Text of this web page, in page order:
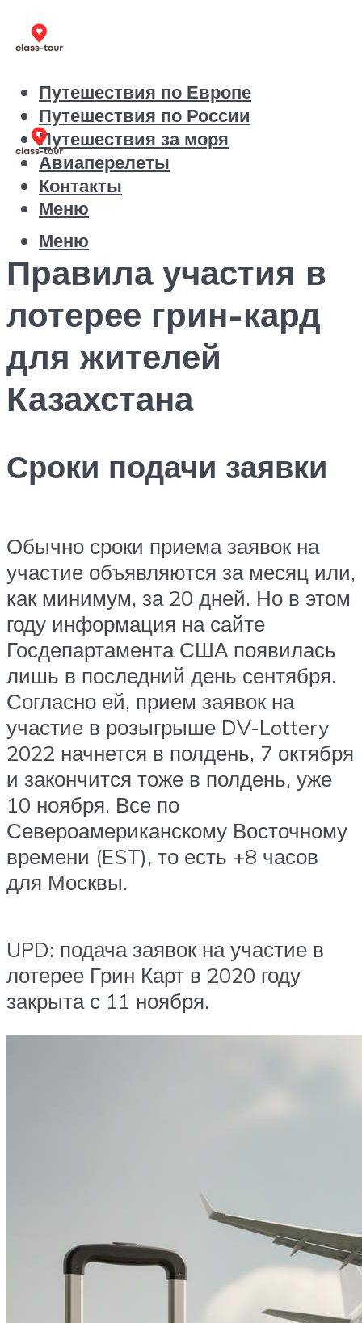
Путешествия по Европе
Путешествия по России
Путешествия за моря
Авиаперелеты
Контакты
Меню
Меню
Правила участия в
лотерее грин-кард
для жителей
Казахстана
Сроки подачи заявки
Обычно сроки приема заявок на
участие объявляются за месяц или,
как минимум, за 20 дней. Но в этом
году информация на сайте
Госдепартамента США появилась
лишь в последний день сентября.
Согласно ей, прием заявок на
участие в розыгрыше DV-Lottery
2022 начнется в полдень, 7 октября
и закончится тоже в полдень, уже
10 ноября. Все по
Североамериканскому Восточному
времени (EST), то есть +8 часов
для Москвы.
UPD: подача заявок на участие в
лотерее Грин Карт в 2020 году
закрыта с 11 ноября.